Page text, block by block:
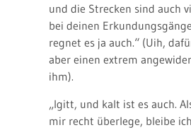
und die Strecken sind auch
bei deinen
regnet es ja auch.“ (Uih,
aber einen extrem
ihm).
„Igitt, und kalt ist es auch.
mir recht überlege, bleibe